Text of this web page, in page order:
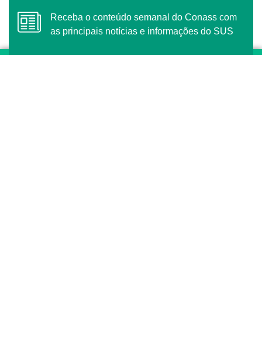
Receba o conteúdo semanal do Conass com
as principais notícias e informações do SUS